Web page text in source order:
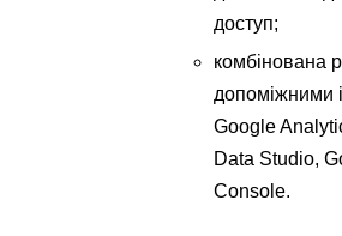
доступ;
комбінована
допоміжними
Google
Data Studio,
Console.